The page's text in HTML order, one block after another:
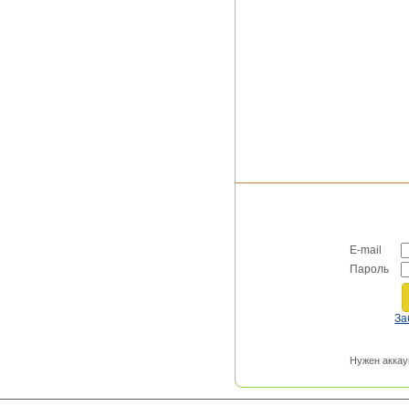
E-mail
Пароль
Нужен